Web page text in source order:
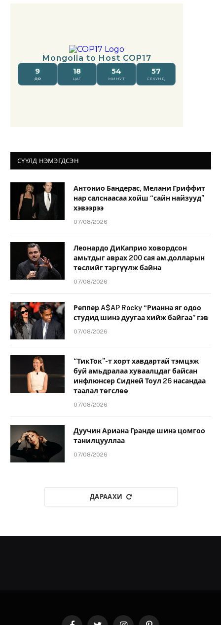
СҮҮЛД НЭМЭГДСЭН
Антонио Бандерас, Мелани Гриффит
нар салснаасаа хойш “сайн найзууд”
хэвээрээ
07/08/2026
Леонардо ДиКаприо ховордсон
амьтдыг аврах 200 сая ам.долларын
төслийг тэргүүлж байна
07/08/2026
Реппер A$AP Rocky “Рианна яг одоо
студид шинэ дуугаа хийж байгаа” гэв
07/08/2026
“ТикТок”-т хорт хавдартай тэмцэж
буй амьдралаа хуваалцдаг байсан
инфлюнсер Сидней Тоул 26 насандаа
таалал төгслөө
07/08/2026
Дуучин Ариана Гранде шинэ цомгоо
танилцууллаа
07/08/2026
ДАРААХИ